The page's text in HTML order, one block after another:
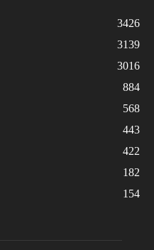
3426
3139
3016
884
568
443
422
182
154